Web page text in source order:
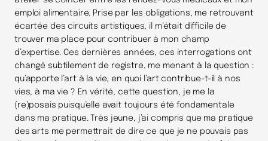
emploi alimentaire. Prise par les obligations, me retrouvant
écartée des circuits artistiques, il m’était difficile de
trouver ma place pour contribuer à mon champ
d’expertise. Ces dernières années, ces interrogations ont
changé subtilement de registre, me menant à la question :
qu’apporte l’art à la vie, en quoi l’art contribue-t-il à nos
vies, à ma vie ? En vérité, cette question, je me la
(re)posais puisqu’elle avait toujours été fondamentale
dans ma pratique. Très jeune, j’ai compris que ma pratique
des arts me permettrait de dire ce que je ne pouvais pas